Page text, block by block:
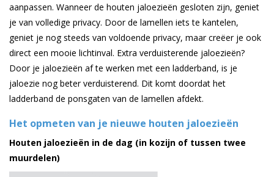
aanpassen. Wanneer de houten jaloezieën gesloten zijn, geniet
je van volledige privacy. Door de lamellen iets te kantelen,
geniet je nog steeds van voldoende privacy, maar creëer je ook
direct een mooie lichtinval. Extra verduisterende jaloezieën?
Door je jaloezieën af te werken met een ladderband, is je
jaloezie nog beter verduisterend. Dit komt doordat het
ladderband de ponsgaten van de lamellen afdekt.
Het opmeten van je nieuwe houten jaloezieën
Houten jaloezieën in de dag (in kozijn of tussen twee
muurdelen)